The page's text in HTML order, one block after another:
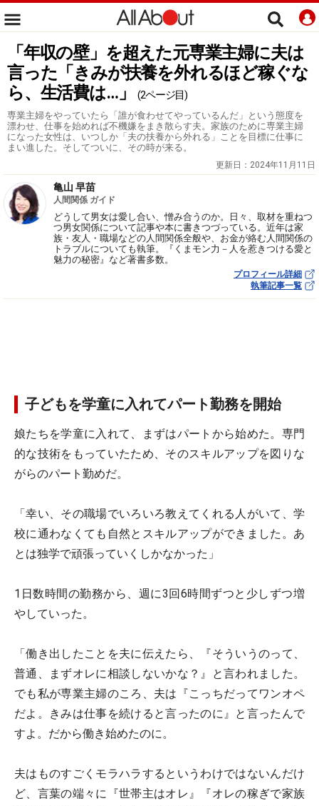
「年収の壁」を超えた元専業主婦に夫は
言った「きみが扶養を外れるほど稼ぐな
ら、生活費は…」
(2ページ目)
専業主婦をやっていたら「誰が食わせてやっているんだ」という態度を
漂わせ、仕事を始めれば不機嫌をまき散らす夫。家族のために専業主婦
になった女性は、いつしか「夫の扶養から外れる」ことを目標に仕事に
まい進した。そしてついに、その時が来る。
更新日： 2024年11月11日
亀山 早苗
人間関係 ガイド
どうして男女は愛し合い、憎み合うのか。日々、取材を重ねつ
つ男女関係について記事や本に書きつづっている。近年は家
族・友人・職場などの人間関係全般や、お金が絡む人間関係の
トラブルについても執筆。『くまモン力－人を惹きつける愛と
魅力の秘密』など著書多数。
プロフィール詳細
執筆記事一覧
子どもを学童に入れてパート勤務を開始
娘たちを学童に入れて、まずはパートから始めた。専門
的な技術をもっていたため、そのスキルアップを図りな
がらのパート勤めだ。
「幸い、その職場でいろいろ教えてくれる人がいて、学
校に通わなくても自然とスキルアップができました。あ
とは独学で頑張っていくしかなかった」
1日数時間の勤務から、週に3回6時間ずつと少しずつ増
やしていった。
「働き出したことを夫に伝えたら、『そういうのって、
普通、まずオレに相談しないかな？』と言われました。
でも私が専業主婦のころ、夫は『こっちだってワンオペ
だよ。きみは仕事を続けると言ったのに』と言ったんで
すよ。だから働き始めたのに。
夫はものすごくモラハラするというわけではないんだけ
ど、言葉の端々に『世帯主はオレ』『オレの稼ぎで家族